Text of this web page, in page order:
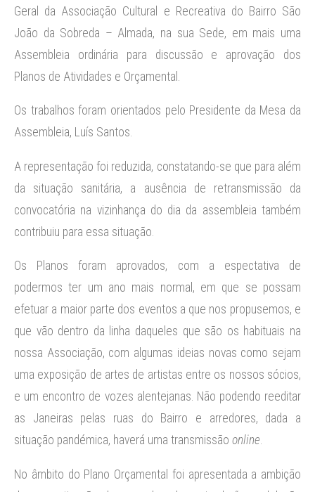
Geral da Associação Cultural e Recreativa do Bairro São
João da Sobreda – Almada, na sua Sede, em mais uma
Assembleia ordinária para discussão e aprovação dos
Planos de Atividades e Orçamental.
Os trabalhos foram orientados pelo Presidente da Mesa da
Assembleia, Luís Santos.
A representação foi reduzida, constatando-se que para além
da situação sanitária, a ausência de retransmissão da
convocatória na vizinhança do dia da assembleia também
contribuiu para essa situação.
Os Planos foram aprovados, com a espectativa de
podermos ter um ano mais normal, em que se possam
efetuar a maior parte dos eventos a que nos propusemos, e
que vão dentro da linha daqueles que são os habituais na
nossa Associação, com algumas ideias novas como sejam
uma exposição de artes de artistas entre os nossos sócios,
e um encontro de vozes alentejanas. Não podendo reeditar
as Janeiras pelas ruas do Bairro e arredores, dada a
situação pandémica, haverá uma transmissão online.
No âmbito do Plano Orçamental foi apresentada a ambição